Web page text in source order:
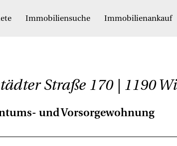
Immobiliensuche Immobilienankauf
Straße 170 | 1190
und Vorsorgewohnung